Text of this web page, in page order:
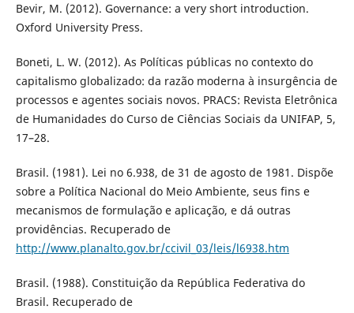
Bevir, M. (2012). Governance: a very short introduction.
Oxford University Press.
Boneti, L. W. (2012). As Políticas públicas no contexto do
capitalismo globalizado: da razão moderna à insurgência de
processos e agentes sociais novos. PRACS: Revista Eletrônica
de Humanidades do Curso de Ciências Sociais da UNIFAP, 5,
17–28.
Brasil. (1981). Lei no 6.938, de 31 de agosto de 1981. Dispõe
sobre a Política Nacional do Meio Ambiente, seus fins e
mecanismos de formulação e aplicação, e dá outras
providências. Recuperado de
http://www.planalto.gov.br/ccivil_03/leis/l6938.htm
Brasil. (1988). Constituição da República Federativa do
Brasil. Recuperado de